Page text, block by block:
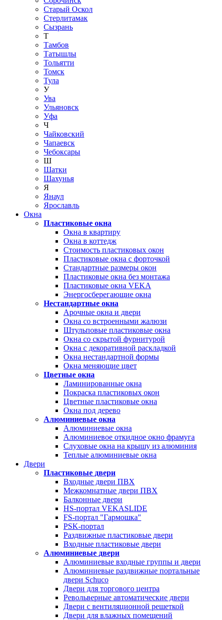
Старый Оскол
Стерлитамак
Сызрань
Т
Тамбов
Татышлы
Тольятти
Томск
Тула
У
Ува
Ульяновск
Уфа
Ч
Чайковский
Чапаевск
Чебоксары
Ш
Шатки
Шахунья
Я
Янаул
Ярославль
Окна
Пластиковые окна
Окна в квартиру
Окна в коттедж
Стоимость пластиковых окон
Пластиковые окна с форточкой
Стандартные размеры окон
Пластиковые окна без монтажа
Пластиковые окна VEKA
Энергосберегающие окна
Нестандартные окна
Арочные окна и двери
Окна со встроенными жалюзи
Штульповые пластиковые окна
Окна со скрытой фурнитурой
Окна с декоративной раскладкой
Окна нестандартной формы
Окна меняющие цвет
Цветные окна
Ламинированные окна
Покраска пластиковых окон
Цветные пластиковые окна
Окна под дерево
Алюминиевые окна
Алюминиевые окна
Алюминиевое откидное окно фрамуга
Слуховые окна на крышу из алюминия
Теплые алюминиевые окна
Двери
Пластиковые двери
Входные двери ПВХ
Межкомнатные двери ПВХ
Балконные двери
HS-портал VEKASLIDE
FS-портал "Гармошка"
PSK-портал
Раздвижные пластиковые двери
Входные пластиковые двери
Алюминиевые двери
Алюминиевые входные группы и двери
Алюминиевые раздвижные портальные
двери Schuco
Двери для торгового центра
Револьверные автоматические двери
Двери с вентиляционной решеткой
Двери для влажных помещений